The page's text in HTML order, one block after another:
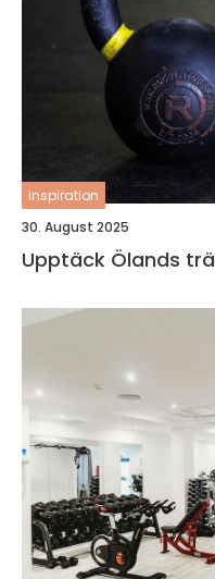
inspiration
30. August 2025
Upptäck Ölands